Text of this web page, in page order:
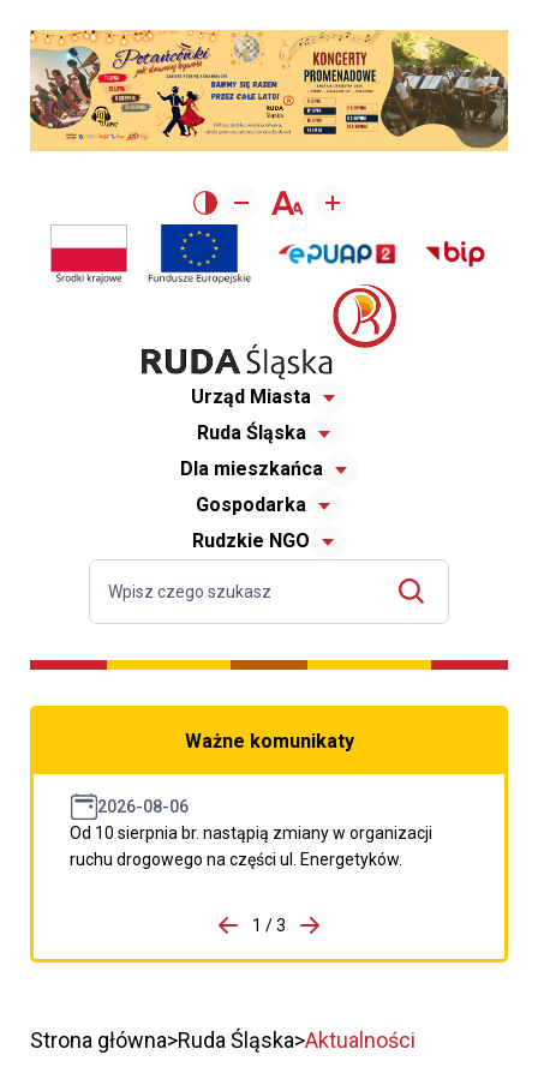
Urząd Miasta
Ruda Śląska
Dla mieszkańca
Gospodarka
Rudzkie NGO
Ważne komunikaty
2026-08-06
Od 10 sierpnia br. nastąpią zmiany w organizacji
ruchu drogowego na części ul. Energetyków.
porzpedniego komunikatu
1 / 3
Przejdź do następnego
Strona główna Ruda Śląska Aktualności